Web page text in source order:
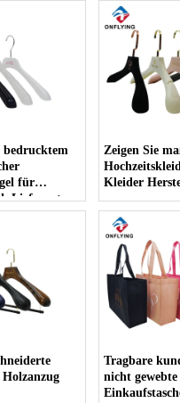
für
Lieferanten
Zeigen Sie
Kleider
Tragbare
nicht gewebte